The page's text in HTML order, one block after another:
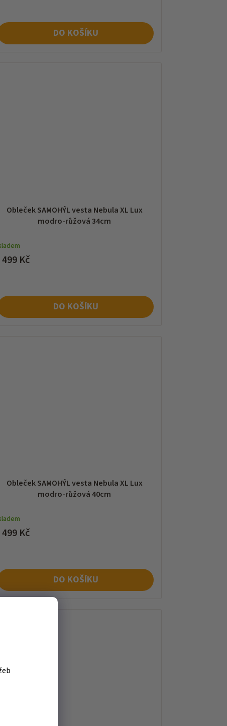
DO KOŠÍKU
Obleček SAMOHÝL vesta Nebula XL Lux
modro-růžová 34cm
499 Kč
DO KOŠÍKU
Obleček SAMOHÝL vesta Nebula XL Lux
modro-růžová 40cm
499 Kč
DO KOŠÍKU